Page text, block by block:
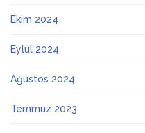
Ekim 2024
Eylül 2024
Ağustos 2024
Temmuz 2023